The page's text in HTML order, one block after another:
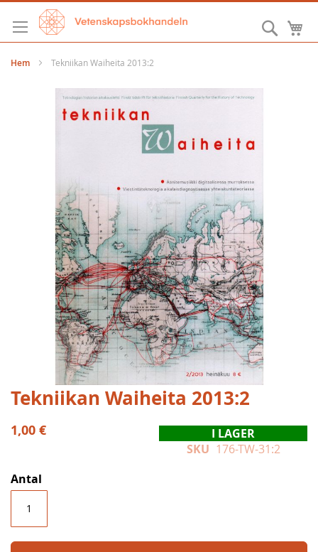
Hoppa
till
innehållet
Sök
Hem Tekniikan Waiheita 2013:2
Hoppa
till
början
av
Tekniikan Waiheita 2013:2
1,00 €
I LAGER
SKU 176-TW-31:2
Antal